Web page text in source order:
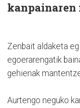
kanpainaren
Zenbait aldaketa
egoerarengatik
gehienak
Aurtengo neguko